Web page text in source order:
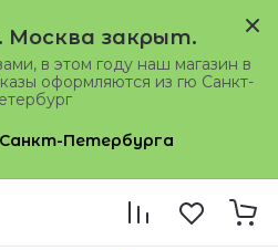
Москва закрыт.
в этом году наш магазин в
оформляются из гю Санкт-
Петербурга